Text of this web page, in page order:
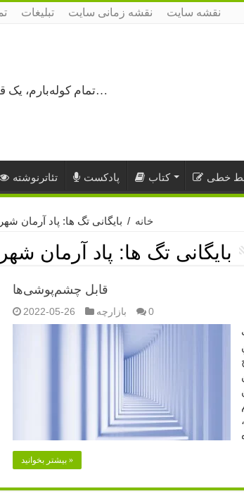
تبلیغات نقشه زمانی سایت نقشه سایت
تمام کوله‌بارم، یک قلم و چند ورق کاغذ، می‌گذرم از هزار و یک راه نرفته…
تئاترنوشته پادکست کتاب خطی
خانه / بایگانی تگ ها: پاد آرمان شهر
بایگانی تگ ها: پاد آرمان شهر
قابل چشم‌پوشی‌ها
2022-05-26 بازارچه 0
بیشتر بخوانید »